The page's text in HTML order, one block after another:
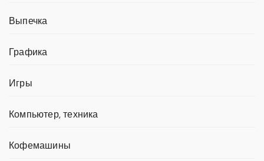
Выпечка
Графика
Игры
Компьютер, техника
Кофемашины